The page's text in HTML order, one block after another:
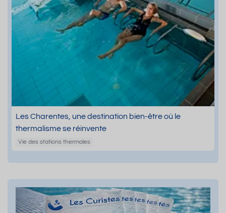
Les Charentes, une destination bien-être où le
thermalisme se réinvente
Vie des stations thermales